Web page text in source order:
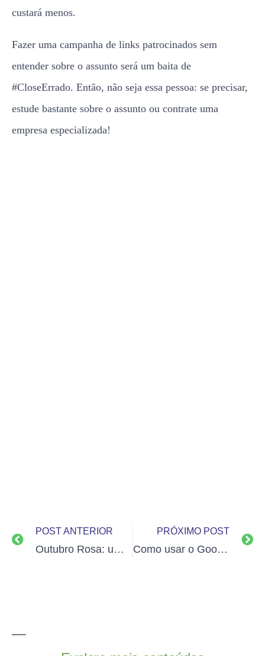
custará menos.
Fazer uma campanha de links patrocinados sem
entender sobre o assunto será um baita de
#CloseErrado. Então, não seja essa pessoa: se precisar,
estude bastante sobre o assunto ou contrate uma
empresa especializada!
POST ANTERIOR
Outubro Rosa: um desafio para passar adiante
PRÓXIMO POST
Como usar o Google Adwords para gerar leads